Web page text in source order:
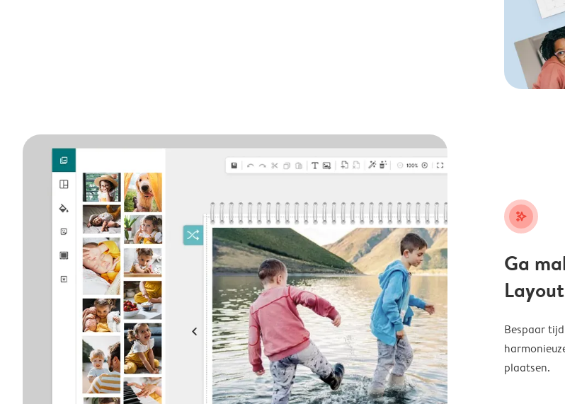
stars_plus
Ga
Bespaar
plaatsen.